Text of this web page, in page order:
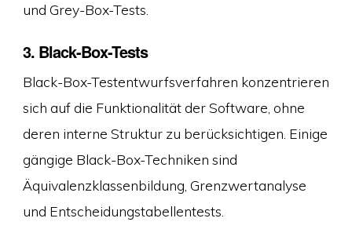
und Grey-Box-Tests.
3. Black-Box-Tests
Black-Box-Testentwurfsverfahren konzentrieren
sich auf die Funktionalität der Software, ohne
deren interne Struktur zu berücksichtigen. Einige
gängige Black-Box-Techniken sind
Äquivalenzklassenbildung, Grenzwertanalyse
und Entscheidungstabellentests.